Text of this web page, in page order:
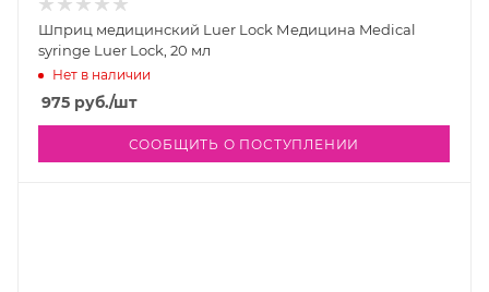
Шприц медицинский Luer Lock Медицина Medical
syringe Luer Lock, 20 мл
Нет в наличии
975 руб./шт
СООБЩИТЬ О ПОСТУПЛЕНИИ